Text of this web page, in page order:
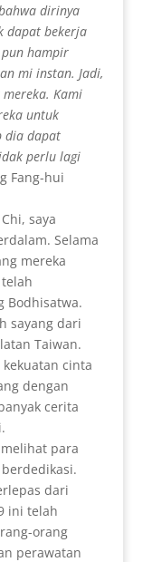
dirinya
dapat bekerja
hampir
mi instan. Jadi,
Kami
untuk
dia dapat
perlu lagi
Fang-hui
saya
Selama
mereka
Bodhisatwa.
sayang dari
Taiwan.
cinta
dengan
cerita
para
dari
ini telah
orang
perawatan